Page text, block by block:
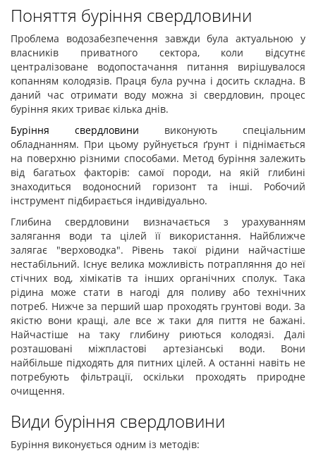
Поняття буріння свердловини
Проблема водозабезпечення завжди була актуальною у
власників приватного сектора, коли відсутнє
централізоване водопостачання питання вирішувалося
копанням колодязів. Праця була ручна і досить складна. В
даний час отримати воду можна зі свердловин, процес
буріння яких триває кілька днів.
Буріння свердловини виконують спеціальним
обладнанням. При цьому руйнується ґрунт і піднімається
на поверхню різними способами. Метод буріння залежить
від багатьох факторів: самої породи, на якій глибині
знаходиться водоносний горизонт та інші. Робочий
інструмент підбирається індивідуально.
Глибина свердловини визначається з урахуванням
залягання води та цілей її використання. Найближче
залягає "верховодка". Рівень такої рідини найчастіше
нестабільний. Існує велика можливість потрапляння до неї
стічних вод, хімікатів та інших органічних сполук. Така
рідина може стати в нагоді для поливу або технічних
потреб. Нижче за перший шар проходять грунтові води. За
якістю вони кращі, але все ж таки для пиття не бажані.
Найчастіше на таку глибину риються колодязі. Далі
розташовані міжпластові артезіанські води. Вони
найбільше підходять для питних цілей. А останні навіть не
потребують фільтрації, оскільки проходять природне
очищення.
Види буріння свердловини
Буріння виконується одним із методів: